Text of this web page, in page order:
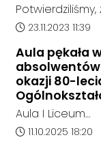
doszło w hali,
chemiczne.
Data dodania
23.11.2023 11:39
Aula pękała
absolwentów
okazji 80-
Aula I Liceum
Data dodania
11.10.2025 18:20